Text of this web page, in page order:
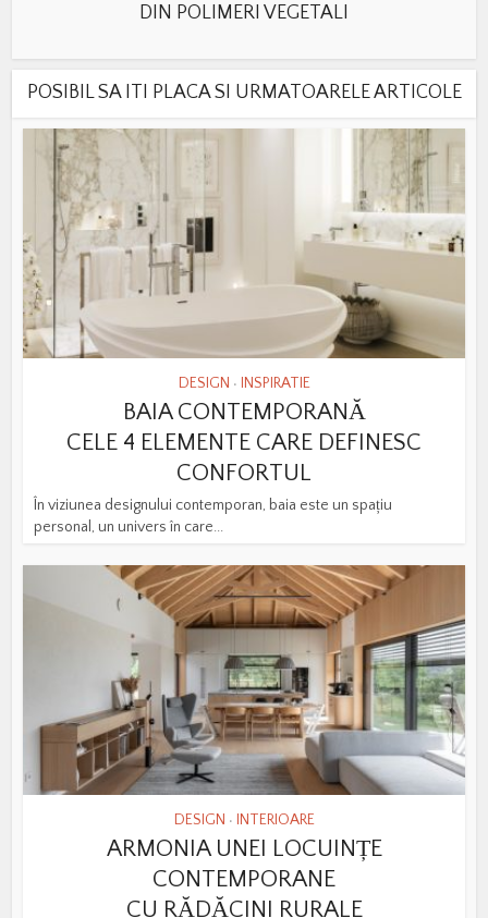
DIN POLIMERI VEGETALI
POSIBIL SA ITI PLACA SI URMATOARELE ARTICOLE
DESIGN • INSPIRATIE
BAIA CONTEMPORANĂ
CELE 4 ELEMENTE CARE DEFINESC
CONFORTUL
În viziunea designului contemporan, baia este un spațiu
personal, un univers în care...
DESIGN • INTERIOARE
ARMONIA UNEI LOCUINȚE
CONTEMPORANE
CU RĂDĂCINI RURALE